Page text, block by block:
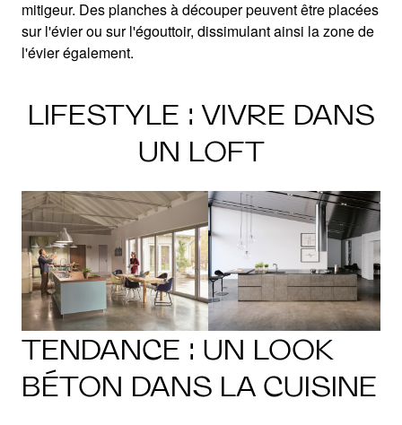
mitigeur. Des planches à découper peuvent être placées
sur l'évier ou sur l'égouttoir, dissimulant ainsi la zone de
l'évier également.
LIFESTYLE : VIVRE DANS
UN LOFT
TENDANCE : UN LOOK
BÉTON DANS LA CUISINE